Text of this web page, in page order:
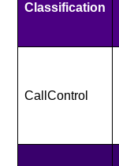
Classification
CallControl